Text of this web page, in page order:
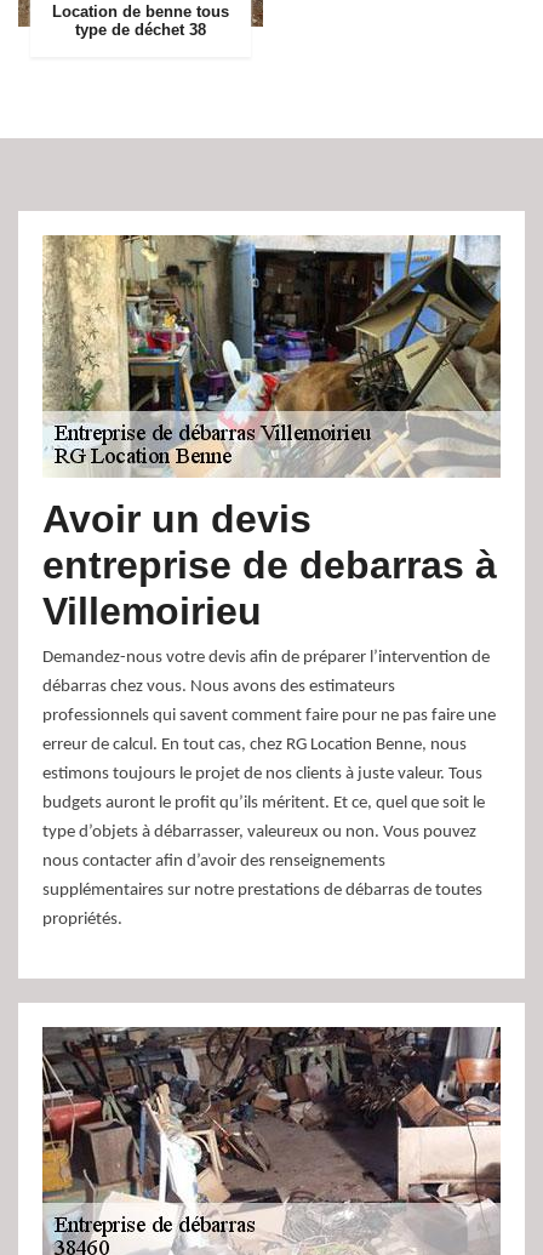
Location de benne tous
type de déchet 38
Avoir un devis
entreprise de debarras à
Villemoirieu
Demandez-nous votre devis afin de préparer l’intervention de
débarras chez vous. Nous avons des estimateurs
professionnels qui savent comment faire pour ne pas faire une
erreur de calcul. En tout cas, chez RG Location Benne, nous
estimons toujours le projet de nos clients à juste valeur. Tous
budgets auront le profit qu’ils méritent. Et ce, quel que soit le
type d’objets à débarrasser, valeureux ou non. Vous pouvez
nous contacter afin d’avoir des renseignements
supplémentaires sur notre prestations de débarras de toutes
propriétés.